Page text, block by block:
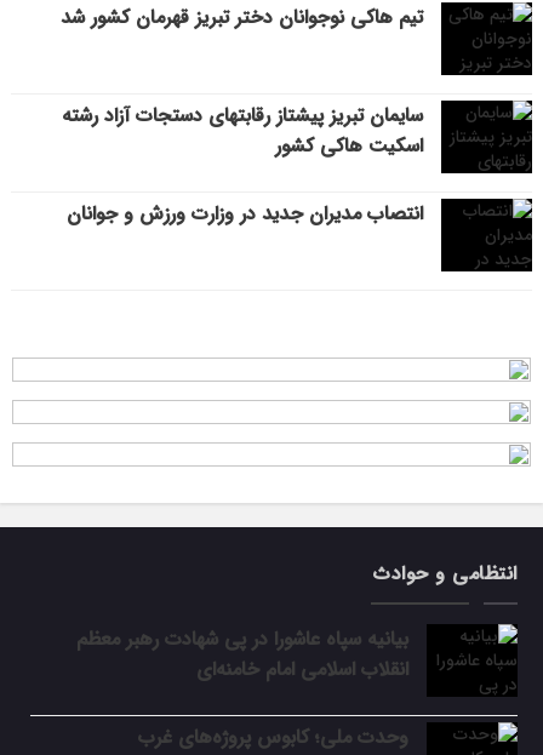
تیم هاکی نوجوانان دختر تبریز قهرمان کشور شد
سایمان تبریز پیشتاز رقابتهای دستجات آزاد رشته
اسکیت هاکی کشور
انتصاب مدیران جدید در وزارت ورزش و جوانان
انتظامی و حوادث
بیانیه سپاه عاشورا در پی شهادت رهبر معظم
انقلاب اسلامی امام خامنه‌ای
وحدت ملی؛ کابوس پروژه‌های غرب